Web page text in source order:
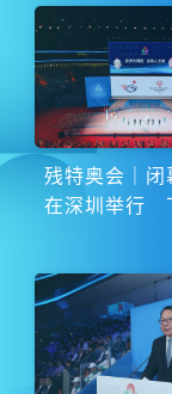
残特奥会｜闭
在深圳举行